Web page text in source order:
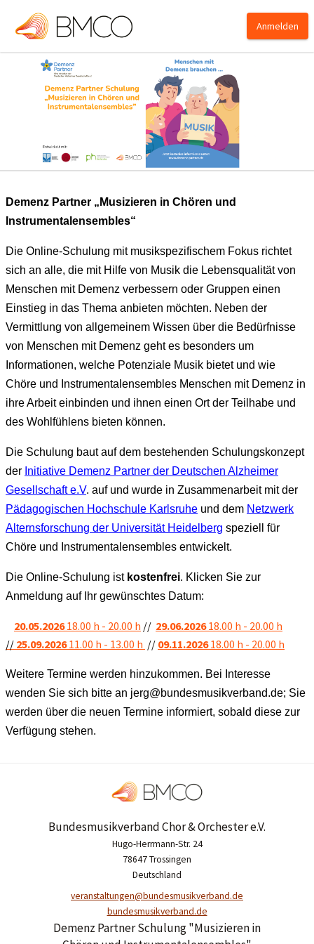
Anmelden
Demenz Partner „Musizieren in Chören und
Instrumentalensembles“
Die Online-Schulung mit musikspezifischem Fokus richtet
sich an alle, die mit Hilfe von Musik die Lebensqualität von
Menschen mit Demenz verbessern oder Gruppen einen
Einstieg in das Thema anbieten möchten. Neben der
Vermittlung von allgemeinem Wissen über die Bedürfnisse
von Menschen mit Demenz geht es besonders um
Informationen, welche Potenziale Musik bietet und wie
Chöre und Instrumentalensembles Menschen mit Demenz in
ihre Arbeit einbinden und ihnen einen Ort der Teilhabe und
des Wohlfühlens bieten können.
Die Schulung baut auf dem bestehenden Schulungskonzept
der Initiative Demenz Partner der Deutschen Alzheimer
Gesellschaft e.V. auf und wurde in Zusammenarbeit mit der
Pädagogischen Hochschule Karlsruhe und dem Netzwerk
Alternsforschung der Universität Heidelberg speziell für
Chöre und Instrumentalensembles entwickelt.
Die Online-Schulung ist kostenfrei. Klicken Sie zur
Anmeldung auf Ihr gewünschtes Datum:
20.05.202618.00 h - 20.00 h // 29.06.202618.00 h - 20.00 h
// 25.09.202611.00 h - 13.00 h // 09.11.202618.00 h - 20.00 h
Weitere Termine werden hinzukommen. Bei Interesse
wenden Sie sich bitte an jerg@bundesmusikverband.de; Sie
werden über die neuen Termine informiert, sobald diese zur
Verfügung stehen.
Bundesmusikverband Chor & Orchester e.V.
Hugo-Herrmann-Str. 24
78647 Trossingen
Deutschland
veranstaltungen@bundesmusikverband.de
bundesmusikverband.de
Demenz Partner Schulung "Musizieren in